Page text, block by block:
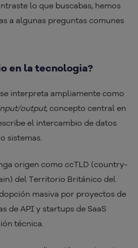
lo que buscabas, hemos
a algunas preguntas comunes
en la tecnologia?
se interpreta ampliamente como
output, concepto central en
el intercambio de datos
sistemas.
origen como ccTLD (country-
del Territorio Británico del
masiva por proyectos de
de API y startups de SaaS
técnica.